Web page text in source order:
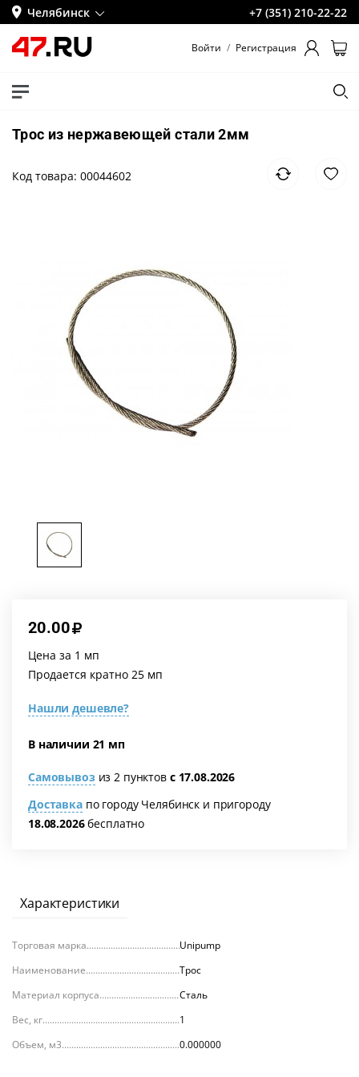
Челябинск +7 (351) 210-22-22
Войти / Регистрация
Трос из нержавеющей стали 2мм
Код товара: 00044602
20.00
Нашли дешевле?
Цена за 1 мп
Продается кратно 25 мп
В наличии 21 мп
Самовывоз из 2 пунктов с 17.08.2026
Доставкапо городу Челябинск и пригороду
18.08.2026бесплатно
Характеристики
Торговая марка
Unipump
Наименование
Трос
Материал корпуса
Сталь
Вес, кг
1
Объем, м3
0.000000